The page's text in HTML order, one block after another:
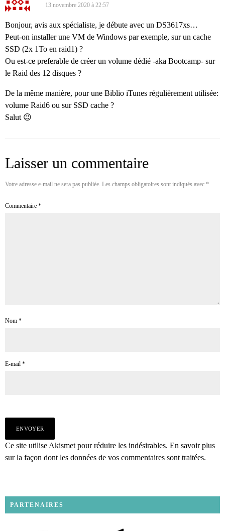
13 novembre 2020 à 22:57
Bonjour, avis aux spécialiste, je débute avec un DS3617xs…
Peut-on installer une VM de Windows par exemple, sur un cache
SSD (2x 1To en raid1) ?
Ou est-ce preferable de créer un volume dédié -aka Bootcamp- sur
le Raid des 12 disques ?
De la même manière, pour une Biblio iTunes régulièrement utilisée:
volume Raid6 ou sur SSD cache ?
Salut 😉
Laisser un commentaire
Votre adresse e-mail ne sera pas publiée. Les champs obligatoires sont indiqués avec *
Commentaire *
Nom *
E-mail *
Ce site utilise Akismet pour réduire les indésirables. En savoir plus
sur la façon dont les données de vos commentaires sont traitées.
PARTENAIRES